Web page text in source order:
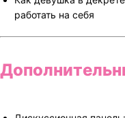
работать на себя